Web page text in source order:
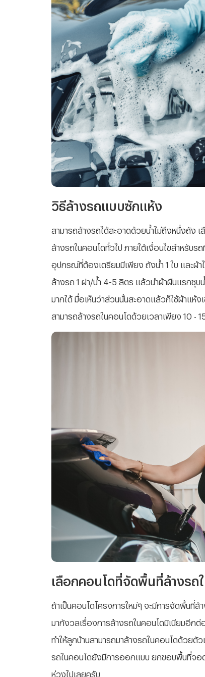
วิธีล้างรถแบบซักแห้ง
สามารถล้างรถได้สะอาดด้วยน้ำไม่ถึงหนึ่งถัง
ล้างรถในคอนโดทั่วไป ภายใต้เงื่อนไขสำหรับร
อุปกรณ์ที่ต้องเตรียมมีเพียง ถังน้ำ 1 ใบ และผ้
ล้างรถ 1 ฝา/น้ำ 4-5 ลิตร แล้วนำผ้าผืนแรกชุบ
มากได้ มื่อเห็นว่าส่วนนั้นสะอาดแล้วก็ใช้ผ้าแห้
สามารถล้างรถในคอนโดด้วยเวลาเพียง 10 -
เลือกคอนโดที่จัดพื้นที่ล้างรถใ
ถ้าเป็นคอนโดโครงการใหม่ๆ จะมีการจัดพื้นที่
มากังวลเรื่องการล้างรถในคอนโดมิเนียมอีก
ทำให้ลูกบ้านสามารถมาล้างรถในคอนโดด้วยตั
รถในคอนโดยังมีการออกแบบ ยกขอบพื้นที่จอ
ห่วงไปเลยครับ